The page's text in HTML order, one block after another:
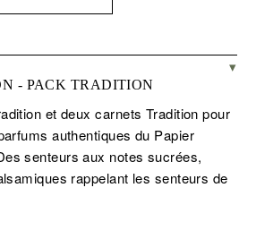
- PACK TRADITION
et deux carnets Tradition pour
authentiques du Papier
senteurs aux notes sucrées,
rappelant les senteurs de